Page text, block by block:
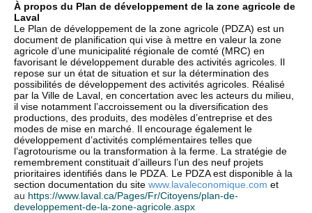
À propos du Plan de développement de la zone agricole de
Laval
Le Plan de développement de la zone agricole (PDZA) est un
document de planification qui vise à mettre en valeur la zone
agricole d’une municipalité régionale de comté (MRC) en
favorisant le développement durable des activités agricoles. Il
repose sur un état de situation et sur la détermination des
possibilités de développement des activités agricoles. Réalisé
par la Ville de Laval, en concertation avec les acteurs du milieu,
il vise notamment l’accroissement ou la diversification des
productions, des produits, des modèles d’entreprise et des
modes de mise en marché. Il encourage également le
développement d’activités complémentaires telles que
l’agrotourisme ou la transformation à la ferme. La stratégie de
remembrement constituait d’ailleurs l’un des neuf projets
prioritaires identifiés dans le PDZA. Le PDZA est disponible à la
section documentation du site www.lavaleconomique.com et
au https://www.laval.ca/Pages/Fr/Citoyens/plan-de-
developpement-de-la-zone-agricole.aspx